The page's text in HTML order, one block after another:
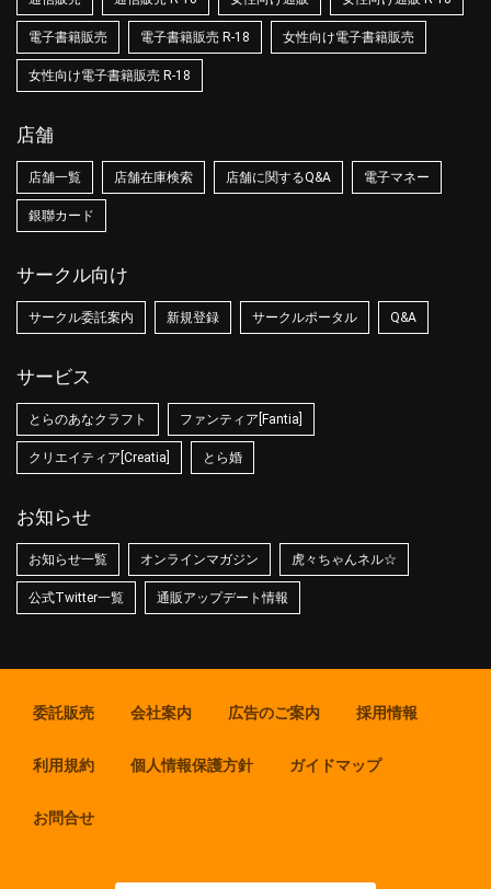
電子書籍販売 電子書籍販売 R-18 女性向け電子書籍販売
女性向け電子書籍販売 R-18
店舗
店舗一覧 店舗在庫検索 店舗に関するQ&A 電子マネー
銀聯カード
サークル向け
サークル委託案内 新規登録 サークルポータル Q&A
サービス
とらのあなクラフト ファンティア[Fantia]
クリエイティア[Creatia] とら婚
お知らせ
お知らせ一覧 オンラインマガジン 虎々ちゃんネル☆
公式Twitter一覧 通販アップデート情報
委託販売 会社案内 広告のご案内 採用情報
利用規約 個人情報保護方針 ガイドマップ
お問合せ